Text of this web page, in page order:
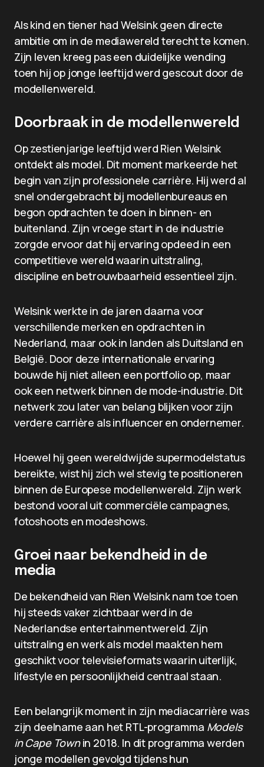
Als kind en tiener had Welsink geen directe
ambitie om in de mediawereld terecht te komen.
Zijn leven kreeg pas een duidelijke wending
toen hij op jonge leeftijd werd gescout door de
modellenwereld.
Doorbraak in de modellenwereld
Op zestienjarige leeftijd werd Rien Welsink
ontdekt als model. Dit moment markeerde het
begin van zijn professionele carrière. Hij werd al
snel ondergebracht bij modellenbureaus en
begon opdrachten te doen in binnen- en
buitenland. Zijn vroege start in de industrie
zorgde ervoor dat hij ervaring opdeed in een
competitieve wereld waarin uitstraling,
discipline en betrouwbaarheid essentieel zijn.
Welsink werkte in de jaren daarna voor
verschillende merken en opdrachten in
Nederland, maar ook in landen als Duitsland en
België. Door deze internationale ervaring
bouwde hij niet alleen een portfolio op, maar
ook een netwerk binnen de mode-industrie. Dit
netwerk zou later van belang blijken voor zijn
verdere carrière als influencer en ondernemer.
Hoewel hij geen wereldwijde supermodelstatus
bereikte, wist hij zich wel stevig te positioneren
binnen de Europese modellenwereld. Zijn werk
bestond vooral uit commerciële campagnes,
fotoshoots en modeshows.
Groei naar bekendheid in de
media
De bekendheid van Rien Welsink nam toe toen
hij steeds vaker zichtbaar werd in de
Nederlandse entertainmentwereld. Zijn
uitstraling en werk als model maakten hem
geschikt voor televisieformats waarin uiterlijk,
lifestyle en persoonlijkheid centraal staan.
Een belangrijk moment in zijn mediacarrière was
zijn deelname aan het RTL-programma Models
in Cape Townin 2018. In dit programma werden
jonge modellen gevolgd tijdens hun